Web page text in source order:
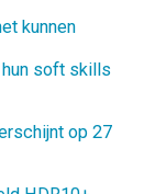
kunnen
soft skills
op 27